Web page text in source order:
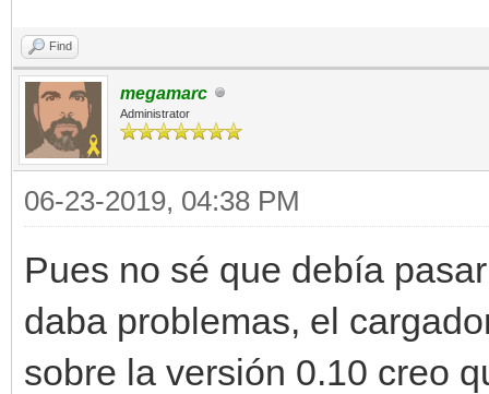
Find
megamarc
Administrator
06-23-2019, 04:38 PM
Pues no sé que debía
daba problemas, el
sobre la versión 0.10 creo